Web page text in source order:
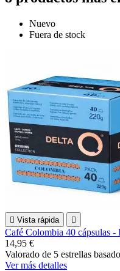
Nuevo
Fuera de stock
 Vista rápida 
Café Colombia 40 cápsulas -
14,95 €
Valorado de 5 estrellas
Ver más detalles